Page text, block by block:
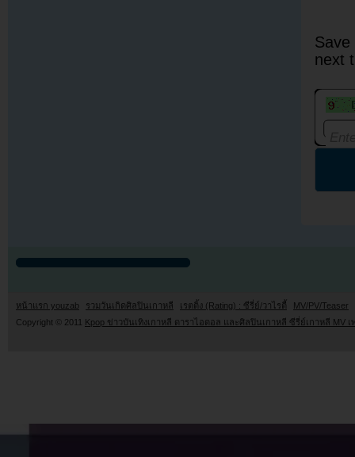
next
หน้าแรก youzab รวมวันเกิดศิลปินเกาหลี เรตติ้ง (Rating) : ซีรี่ย์/วาไรตี้
MV/PV/Teaser
Copyright © 2011 Kpop ข่าวบันเทิงเกาหลี ดาราไอดอล และศิลปินเกาหลี ซีรี่ย์เกาหลี MV